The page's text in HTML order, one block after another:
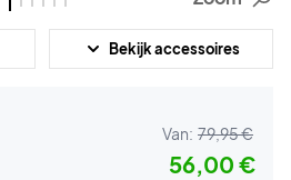
Bekijk accessoires
Van: 79,95 €
56,00 €